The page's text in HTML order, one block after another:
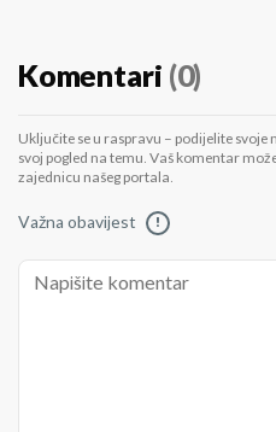
Komentari (0)
Uključite se u raspravu – podijelite
svoj pogled na temu. Vaš komentar
zajednicu našeg portala.
Važna obavijest !